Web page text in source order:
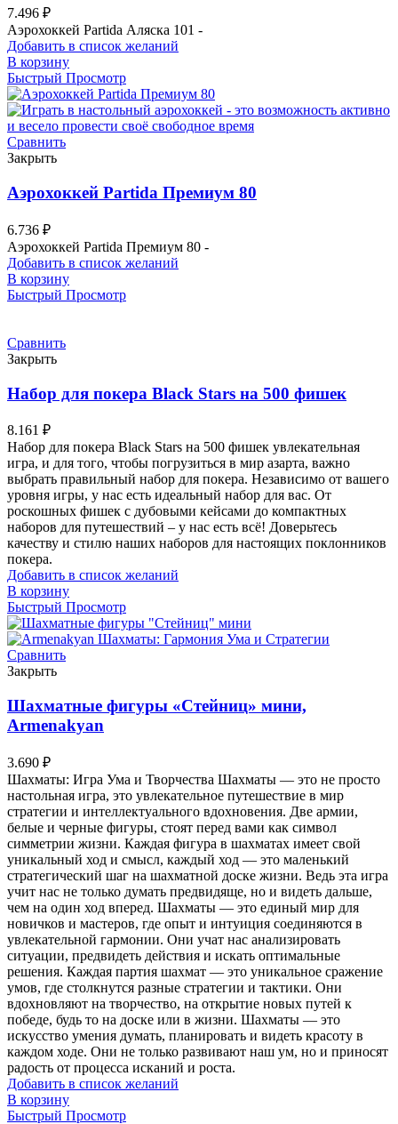
7.496 ₽
Аэрохоккей Partida Аляска 101 -
Добавить в список желаний
В корзину
Быстрый Просмотр
Сравнить
Закрыть
Аэрохоккей Partida Премиум 80
6.736 ₽
Аэрохоккей Partida Премиум 80 -
Добавить в список желаний
В корзину
Быстрый Просмотр
Сравнить
Закрыть
Набор для покера Black Stars на 500 фишек
8.161 ₽
Набор для покера Black Stars на 500 фишек увлекательная
игра, и для того, чтобы погрузиться в мир азарта, важно
выбрать правильный набор для покера. Независимо от вашего
уровня игры, у нас есть идеальный набор для вас. От
роскошных фишек с дубовыми кейсами до компактных
наборов для путешествий – у нас есть всё! Доверьтесь
качеству и стилю наших наборов для настоящих поклонников
покера.
Добавить в список желаний
В корзину
Быстрый Просмотр
Сравнить
Закрыть
Шахматные фигуры «Стейниц» мини,
Armenakyan
3.690 ₽
Шахматы: Игра Ума и Творчества Шахматы — это не просто
настольная игра, это увлекательное путешествие в мир
стратегии и интеллектуального вдохновения. Две армии,
белые и черные фигуры, стоят перед вами как символ
симметрии жизни. Каждая фигура в шахматах имеет свой
уникальный ход и смысл, каждый ход — это маленький
стратегический шаг на шахматной доске жизни. Ведь эта игра
учит нас не только думать предвидяще, но и видеть дальше,
чем на один ход вперед. Шахматы — это единый мир для
новичков и мастеров, где опыт и интуиция соединяются в
увлекательной гармонии. Они учат нас анализировать
ситуации, предвидеть действия и искать оптимальные
решения. Каждая партия шахмат — это уникальное сражение
умов, где столкнутся разные стратегии и тактики. Они
вдохновляют на творчество, на открытие новых путей к
победе, будь то на доске или в жизни. Шахматы — это
искусство умения думать, планировать и видеть красоту в
каждом ходе. Они не только развивают наш ум, но и приносят
радость от процесса исканий и роста.
Добавить в список желаний
В корзину
Быстрый Просмотр